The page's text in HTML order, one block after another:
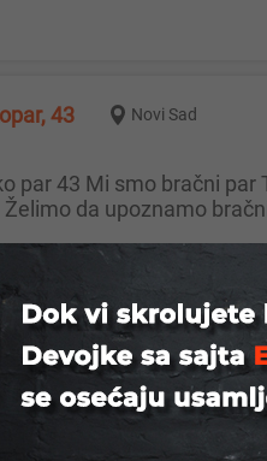
43 Novi Sad
da upoznamo
moze i vise sve po